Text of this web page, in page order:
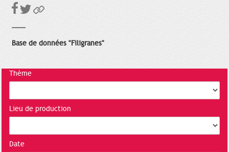
Base de données "Filigranes"
Thème
Lieu de production
Date